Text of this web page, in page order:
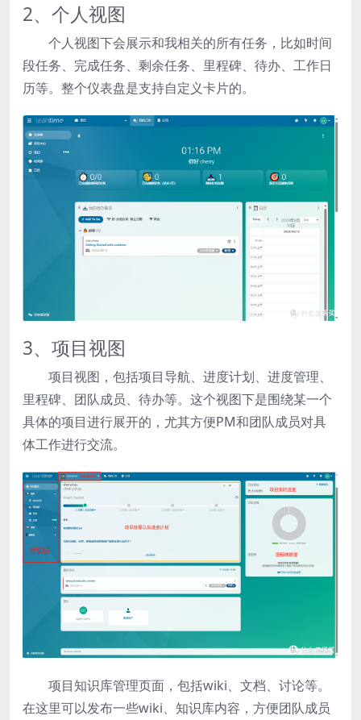
2、个人视图
个人视图下会展示和我相关的所有任务，比如时间
段任务、完成任务、剩余任务、里程碑、待办、工作日
历等。整个仪表盘是支持自定义卡片的。
3、项目视图
项目视图，包括项目导航、进度计划、进度管理、
里程碑、团队成员、待办等。这个视图下是围绕某一个
具体的项目进行展开的，尤其方便PM和团队成员对具
体工作进行交流。
项目知识库管理页面，包括wiki、文档、讨论等。
在这里可以发布一些wiki、知识库内容，方便团队成员